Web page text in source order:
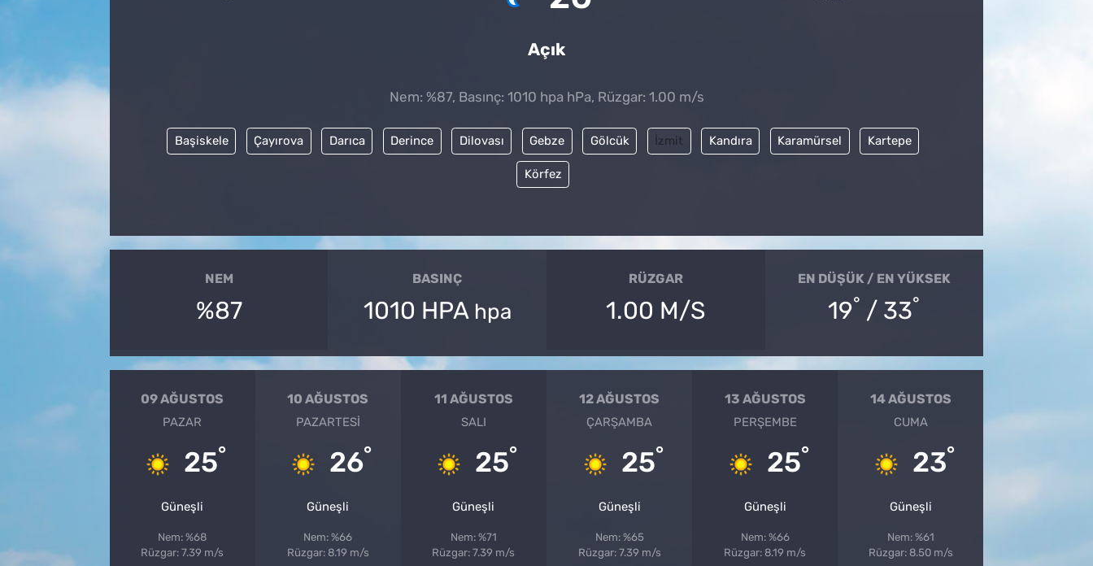
Açık
Nem: %87, Basınç: 1010 hpa hPa, Rüzgar: 1.00 m/s
Başiskele Çayırova Darıca Derince Dilovası Gebze Gölcük İzmit Kandıra Karamürsel Kartepe
Körfez
NEM
%87
BASINÇ
1010 HPA hpa
RÜZGAR
1.00 M/S
EN DÜŞÜK / EN YÜKSEK
19° / 33°
09 AĞUSTOS
PAZAR
25°
Güneşli
Nem: %68
Rüzgar: 7.39 m/s
10 AĞUSTOS
PAZARTESI
26°
Güneşli
Nem: %66
Rüzgar: 8.19 m/s
11 AĞUSTOS
SALI
25°
Güneşli
Nem: %71
Rüzgar: 7.39 m/s
12 AĞUSTOS
ÇARŞAMBA
25°
Güneşli
Nem: %65
Rüzgar: 7.39 m/s
13 AĞUSTOS
PERŞEMBE
25°
Güneşli
Nem: %66
Rüzgar: 8.19 m/s
14 AĞUSTOS
CUMA
23°
Güneşli
Nem: %61
Rüzgar: 8.50 m/s